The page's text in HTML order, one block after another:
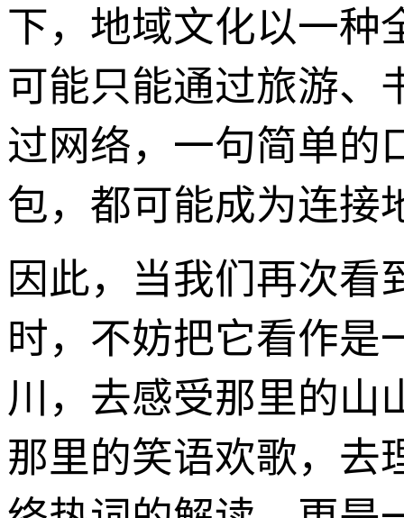
下，地域文化以一种
可能只能通过旅游、
过网络，一句简单的
包，都可能成为连接
因此，当我们再次看
时，不妨把它看作是
川，去感受那里的山
那里的笑语欢歌，去